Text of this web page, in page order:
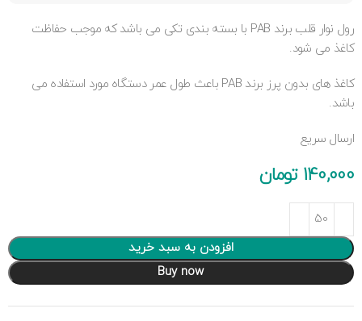
رول نوار قلب برند PAB با بسته بندی تکی می باشد که موجب حفاظت
کاغذ می شود.
کاغذ های بدون پرز برند PAB باعث طول عمر دستگاه مورد استفاده می
باشد.
ارسال سریع
140,000 تومان
افزودن به سبد خرید
Buy now